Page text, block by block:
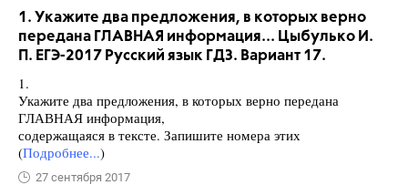
1. Укажите два предложения, в которых верно
передана ГЛАВНАЯ информация... Цыбулько И.
П. ЕГЭ-2017 Русский язык ГДЗ. Вариант 17.
1.
Укажите два предложения, в которых верно передана
ГЛАВНАЯ информация,
содержащаяся в тексте. Запишите номера этих
(Подробнее...)
27 сентября 2017